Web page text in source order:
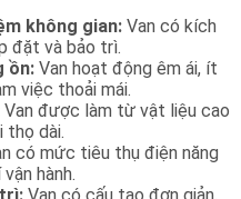
không gian: Van có kích
đặt và bảo trì.
ồn: Van hoạt động êm ái, ít
việc thoải mái.
Van được làm từ vật liệu cao
thọ dài.
có mức tiêu thụ điện năng
hành.
Van có cấu tạo đơn giản,